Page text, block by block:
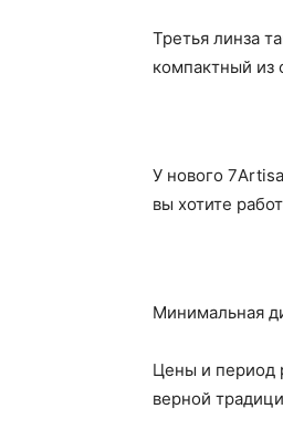
Третья линза
компактный из
У нового
вы хотите
Минимальная
Цены и период
верной